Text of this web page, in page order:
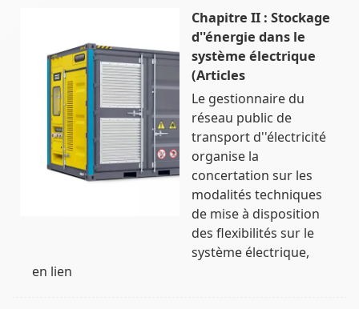
Chapitre II : Stockage
d''énergie dans le
système électrique
(Articles
Le gestionnaire du
réseau public de
transport d''électricité
organise la
concertation sur les
modalités techniques
de mise à disposition
des flexibilités sur le
système électrique,
en lien